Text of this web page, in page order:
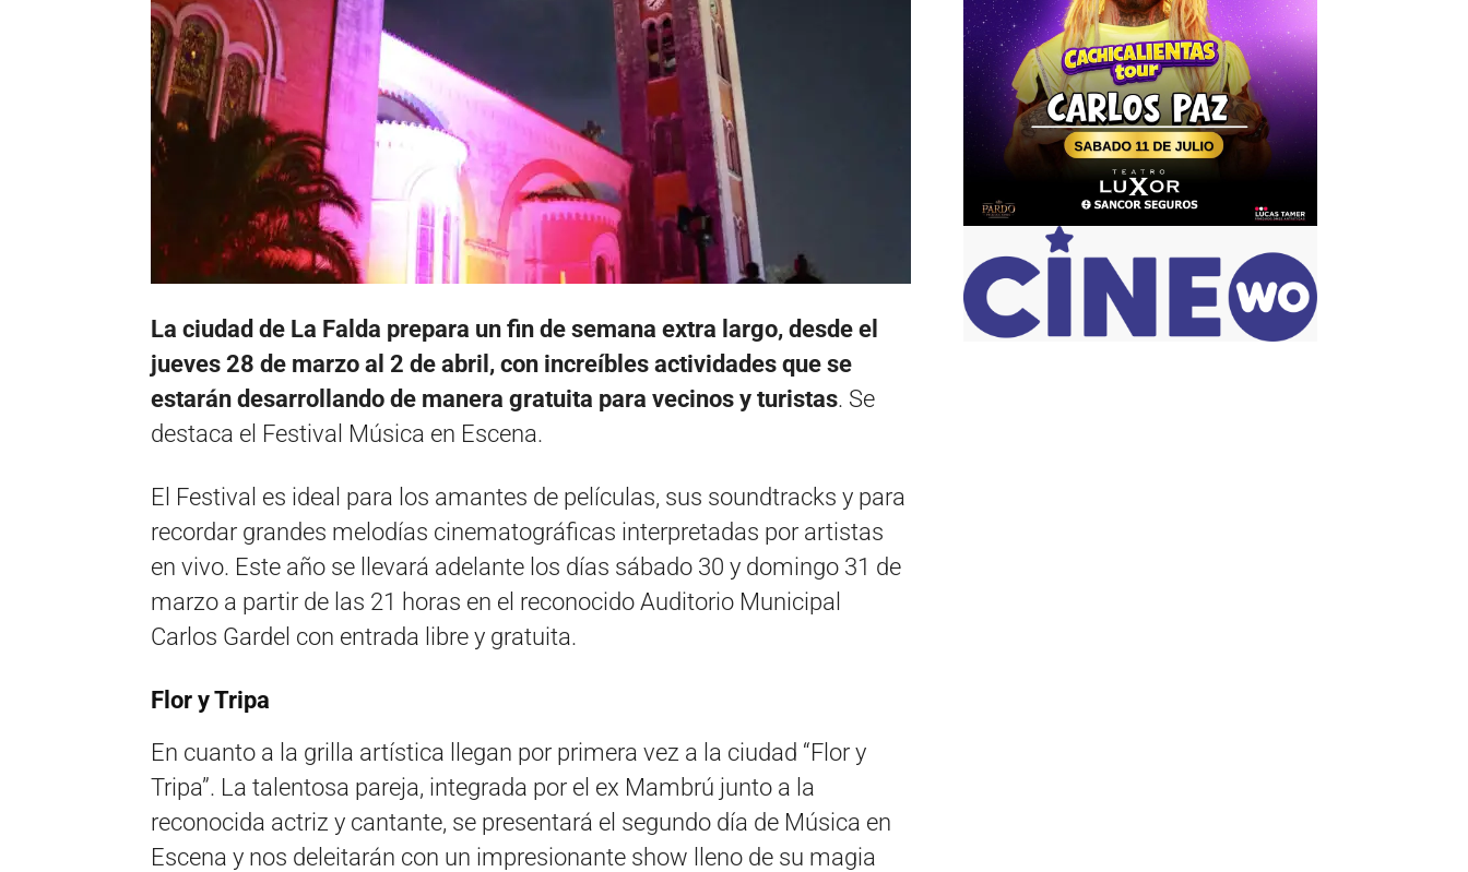
La ciudad de La Falda prepara un fin de semana extra largo, desde el
jueves 28 de marzo al 2 de abril, con increíbles actividades que se
estarán desarrollando de manera gratuita para vecinos y turistas. Se
destaca el Festival Música en Escena.
El Festival es ideal para los amantes de películas, sus soundtracks y para
recordar grandes melodías cinematográficas interpretadas por artistas
en vivo. Este año se llevará adelante los días sábado 30 y domingo 31 de
marzo a partir de las 21 horas en el reconocido Auditorio Municipal
Carlos Gardel con entrada libre y gratuita.
Flor y Tripa
En cuanto a la grilla artística llegan por primera vez a la ciudad “Flor y
Tripa”. La talentosa pareja, integrada por el ex Mambrú junto a la
reconocida actriz y cantante, se presentará el segundo día de Música en
Escena y nos deleitarán con un impresionante show lleno de su magia